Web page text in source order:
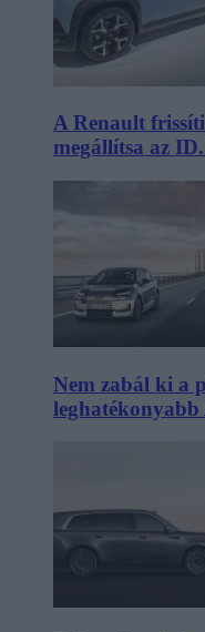
A Renault
megállítsa az
Nem zabál ki a